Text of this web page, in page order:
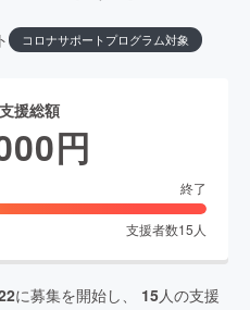
コロナサポートプログラム対象
援総額
円
終了
支援者数15 人
に募集を開始し、 15人の支援